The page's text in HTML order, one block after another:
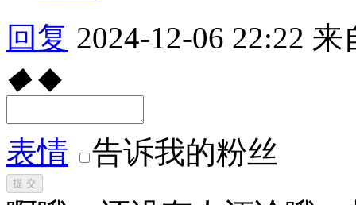
回复 2024-12-06 22:22 来
◆ ◆
表情 告诉我的粉丝
提 交